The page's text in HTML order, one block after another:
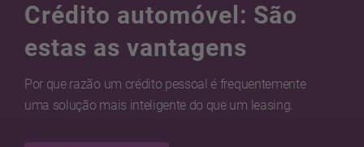
Crédito automóvel: São
estas as vantagens
Por que razão um crédito pessoal é frequentemente
uma solução mais inteligente do que um leasing.